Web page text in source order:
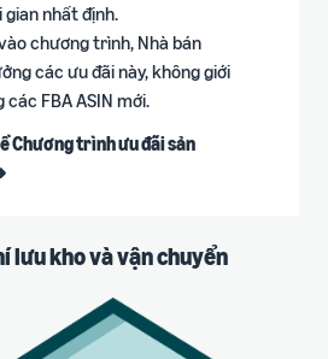
nhất định.
chương trình, Nhà bán
các ưu đãi này, không giới
FBA ASIN mới.
Chương trình ưu đãi sản
lưu kho và vận chuyển